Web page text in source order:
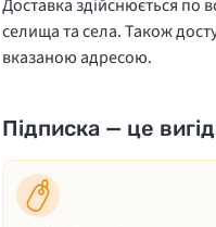
Доставка здійснюється по
селища та села. Також
вказаною адресою.
Підписка — це